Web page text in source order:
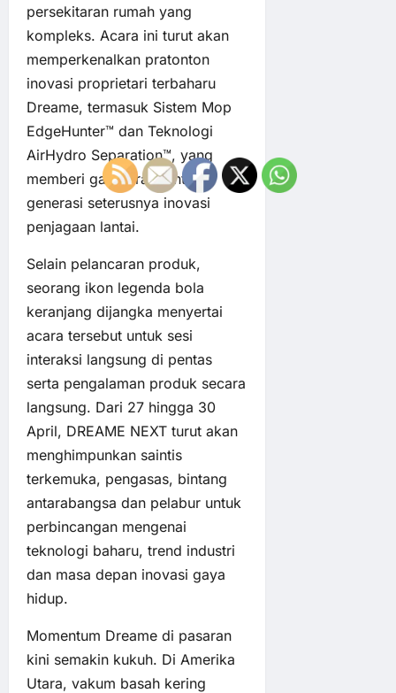
persekitaran rumah yang
kompleks. Acara ini turut akan
memperkenalkan pratonton
inovasi proprietari terbaharu
Dreame, termasuk Sistem Mop
EdgeHunter™ dan Teknologi
AirHydro Separation™, yang
memberi gambaran tentang
generasi seterusnya inovasi
penjagaan lantai.
Selain pelancaran produk,
seorang ikon legenda bola
keranjang dijangka menyertai
acara tersebut untuk sesi
interaksi langsung di pentas
serta pengalaman produk secara
langsung. Dari 27 hingga 30
April, DREAME NEXT turut akan
menghimpunkan saintis
terkemuka, pengasas, bintang
antarabangsa dan pelabur untuk
perbincangan mengenai
teknologi baharu, trend industri
dan masa depan inovasi gaya
hidup.
Momentum Dreame di pasaran
kini semakin kukuh. Di Amerika
Utara, vakum basah kering